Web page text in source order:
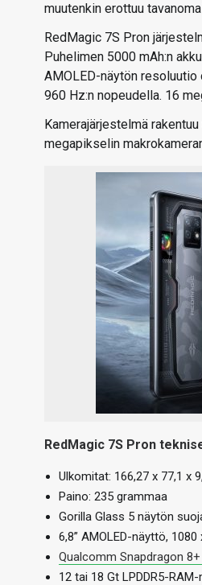
muutenkin erottuu
RedMagic 7S Pron
Puhelimen 5000 mAh:n
AMOLED-näytön
960 Hz:n nopeudella. 16
Kamerajärjestelmä
megapikselin
RedMagic 7S Pron
Ulkomitat: 166,27 x 77,1 x
Paino: 235 grammaa
Gorilla Glass 5 näytön
6,8” AMOLED-näyttö,
Qualcomm Snapdragon
12 tai 18 Gt LPDDR5-